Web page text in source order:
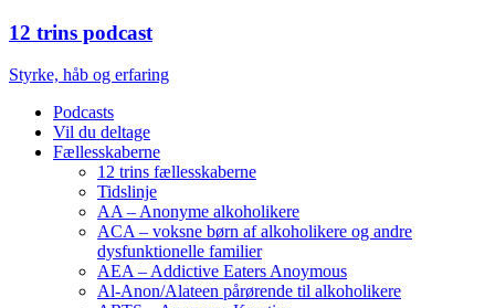
12 trins podcast
Styrke, håb og erfaring
Podcasts
Vil du deltage
Fællesskaberne
12 trins fællesskaberne
Tidslinje
AA – Anonyme alkoholikere
ACA – voksne børn af alkoholikere og andre
dysfunktionelle familier
AEA – Addictive Eaters Anoymous
Al-Anon/Alateen pårørende til alkoholikere